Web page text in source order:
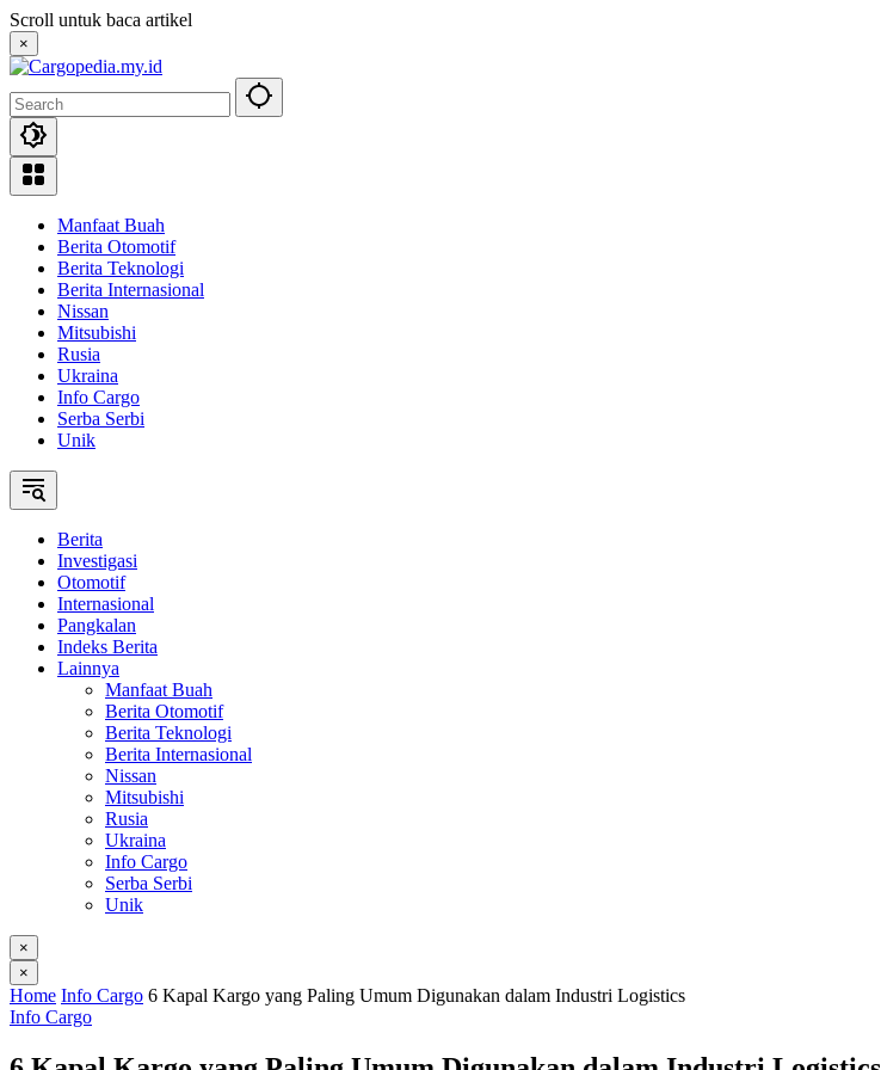
Skip
to
content
Scroll untuk baca artikel
×
Manfaat Buah
Berita Otomotif
Berita Teknologi
Berita Internasional
Nissan
Mitsubishi
Rusia
Ukraina
Info Cargo
Serba Serbi
Unik
Berita
Investigasi
Otomotif
Internasional
Pangkalan
Indeks Berita
Lainnya
Manfaat Buah
Berita Otomotif
Berita Teknologi
Berita Internasional
Nissan
Mitsubishi
Rusia
Ukraina
Info Cargo
Serba Serbi
Unik
×
×
Home Info Cargo 6 Kapal Kargo yang Paling Umum Digunakan dalam Industri Logistics
Info Cargo